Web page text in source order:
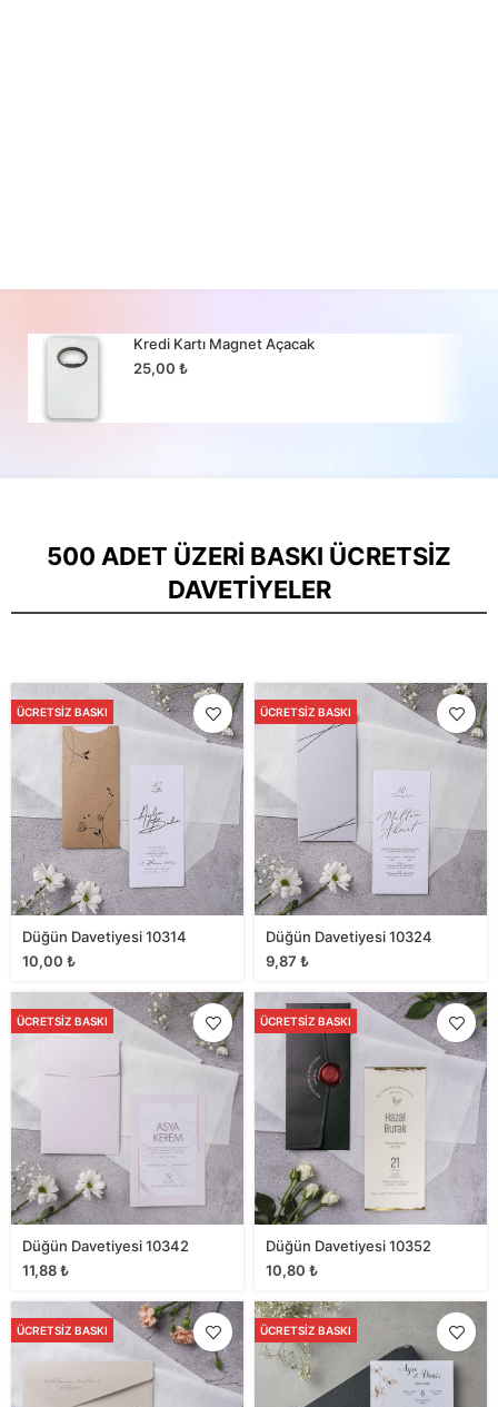
Kredi Kartı Magnet Açacak
25,00₺
500 ADET ÜZERI BASKI ÜCRETSIZ
DAVETIYELER
ÜCRETSIZ BASKI
Düğün Davetiyesi 10314
10,00 ₺
ÜCRETSIZ BASKI
Düğün Davetiyesi 10324
9,87 ₺
ÜCRETSIZ BASKI
Düğün Davetiyesi 10342
11,88₺
ÜCRETSIZ BASKI
Düğün Davetiyesi 10352
10,80 ₺
ÜCRETSIZ BASKI ÜCRETSIZ BASKI